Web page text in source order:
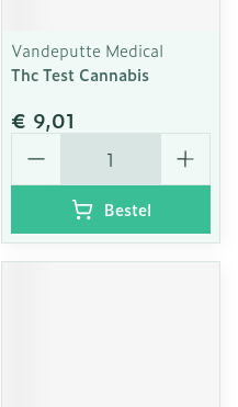
Vandeputte Medical
Thc Test Cannabis
€ 9,01
Aantal
Bestel